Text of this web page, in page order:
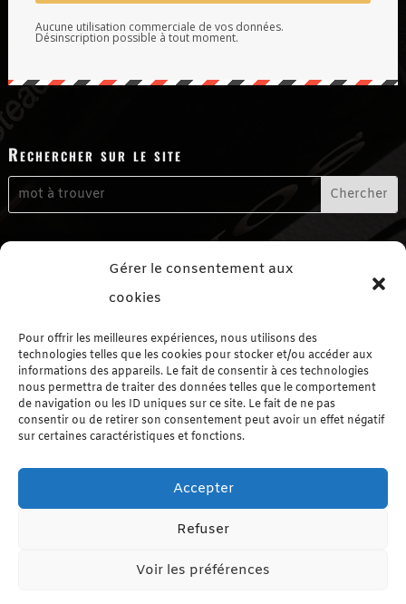
Gérer le consentement aux
cookies
Pour offrir les meilleures expériences, nous utilisons des
technologies telles que les cookies pour stocker et/ou accéder aux
informations des appareils. Le fait de consentir à ces technologies
nous permettra de traiter des données telles que le comportement
de navigation ou les ID uniques sur ce site. Le fait de ne pas
consentir ou de retirer son consentement peut avoir un effet négatif
sur certaines caractéristiques et fonctions.
Accepter
Refuser
Voir les préférences
Aucune utilisation commerciale de vos données.
Désinscription possible à tout moment.
Rechercher sur le site
Me suivre sur les réseaux sociaux
Le Blog par Catégorie